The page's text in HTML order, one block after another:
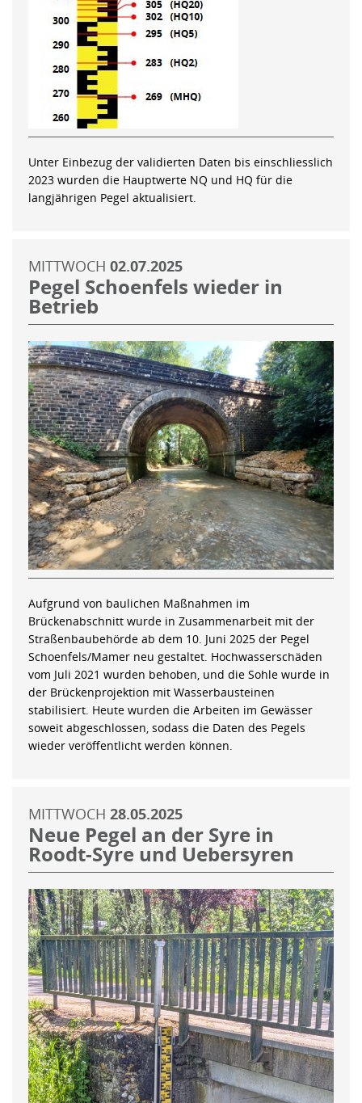
Unter Einbezug der validierten Daten bis einschliesslich
2023 wurden die Hauptwerte NQ und HQ für die
langjährigen Pegel aktualisiert.
MITTWOCH 02.07.2025
Pegel Schoenfels wieder in
Betrieb
Aufgrund von baulichen Maßnahmen im
Brückenabschnitt wurde in Zusammenarbeit mit der
Straßenbaubehörde ab dem 10. Juni 2025 der Pegel
Schoenfels/Mamer neu gestaltet. Hochwasserschäden
vom Juli 2021 wurden behoben, und die Sohle wurde in
der Brückenprojektion mit Wasserbausteinen
stabilisiert. Heute wurden die Arbeiten im Gewässer
soweit abgeschlossen, sodass die Daten des Pegels
wieder veröffentlicht werden können.
MITTWOCH 28.05.2025
Neue Pegel an der Syre in
Roodt-Syre und Uebersyren